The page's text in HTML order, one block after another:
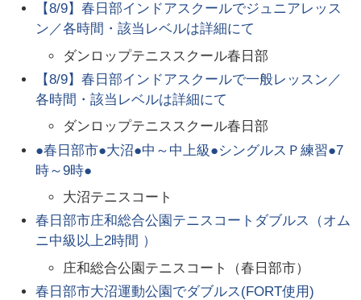
【8/9】春日部インドアスクールでジュニアレッス
ン／各時間・該当レベルは詳細にて
ダンロップテニススクール春日部
【8/9】春日部インドアスクールで一般レッスン／
各時間・該当レベルは詳細にて
ダンロップテニススクール春日部
●春日部市●大沼●中～中上級●シングルスＰ練習●7
時～9時●
大沼テニスコート
春日部市庄和総合公園テニスコートダブルス（オム
ニ中級以上2時間 ）
庄和総合公園テニスコート（春日部市）
春日部市大沼運動公園でダブルス(FORT使用)